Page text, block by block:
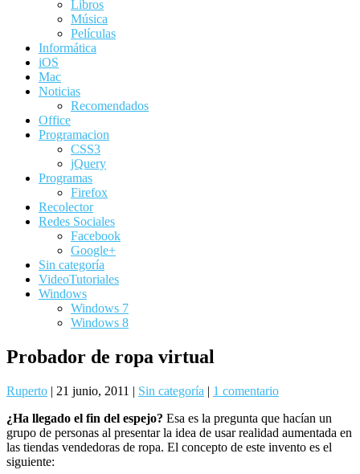
Libros
Música
Películas
Informática
iOS
Mac
Noticias
Recomendados
Office
Programacion
CSS3
jQuery
Programas
Firefox
Recolector
Redes Sociales
Facebook
Google+
Sin categoría
VideoTutoriales
Windows
Windows 7
Windows 8
Probador de ropa virtual
Ruperto | 21 junio, 2011 | Sin categoría | 1 comentario
¿Ha llegado el fin del espejo? Esa es la pregunta que hacían un
grupo de personas al presentar la idea de usar realidad aumentada en
las tiendas vendedoras de ropa. El concepto de este invento es el
siguiente: